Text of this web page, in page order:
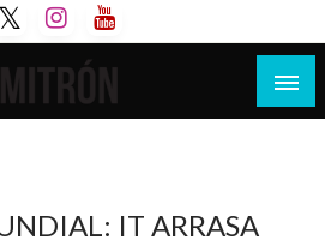
de cine española y
IT ARRASA